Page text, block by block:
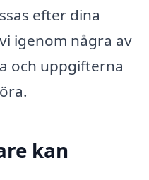
efter dina
igenom några av
och uppgifterna
kan